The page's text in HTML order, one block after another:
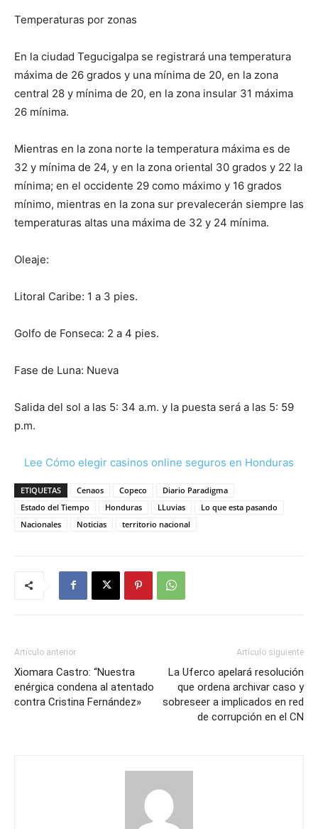
Temperaturas por zonas
En la ciudad Tegucigalpa se registrará una temperatura
máxima de 26 grados y una mínima de 20, en la zona
central 28 y mínima de 20, en la zona insular 31 máxima
26 mínima.
Mientras en la zona norte la temperatura máxima es de
32 y mínima de 24, y en la zona oriental 30 grados y 22 la
mínima; en el occidente 29 como máximo y 16 grados
mínimo, mientras en la zona sur prevalecerán siempre las
temperaturas altas una máxima de 32 y 24 mínima.
Oleaje:
Litoral Caribe: 1 a 3 pies.
Golfo de Fonseca: 2 a 4 pies.
Fase de Luna: Nueva
Salida del sol a las 5: 34 a.m. y la puesta será a las 5: 59
p.m.
Lee Cómo elegir casinos online seguros en Honduras
ETIQUETAS Cenaos Copeco
Diario Paradigma
Estado del Tiempo
Honduras LLuvias
Lo que esta pasando
Nacionales
Noticias territorio nacional
Artículo anterior
Xiomara Castro: “Nuestra
enérgica condena al atentado
contra Cristina Fernández»
Artículo siguiente
La Uferco apelará resolución
que ordena archivar caso y
sobreseer a implicados en red
de corrupción en el CN